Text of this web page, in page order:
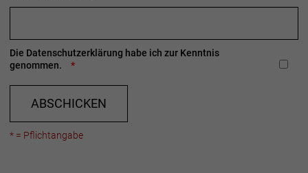
Die Datenschutzerklärung habe ich zur Kenntnis
genommen.
ABSCHICKEN
* = Pflichtangabe